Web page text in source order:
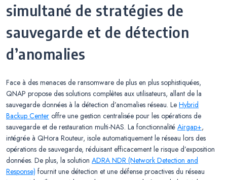
simultané de stratégies de
sauvegarde et de détection
d’anomalies
Face à des menaces de ransomware de plus en plus sophistiquées,
QNAP propose des solutions complètes aux utilisateurs, allant de la
sauvegarde données à la détection d’anomalies réseau. Le Hybrid
Backup Center offre une gestion centralisée pour les opérations de
sauvegarde et de restauration multi-NAS. La fonctionnalité Airgap+,
intégrée à QHora Routeur, isole automatiquement le réseau lors des
opérations de sauvegarde, réduisant efficacement le risque d’exposition
données. De plus, la solution ADRA NDR (Network Detection and
Response) fournit une détection et une défense proactives du réseau